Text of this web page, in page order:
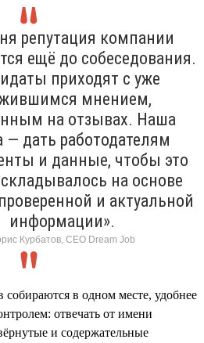
репутация компании
ещё до собеседования.
приходят с уже
мнением,
на отзывах. Наша
— дать работодателям
и данные, чтобы это
на основе
и актуальной
информации».
Курбатов, CEO Dream Job
собираются в одном месте, удобнее
отвечать от имени
и содержательные